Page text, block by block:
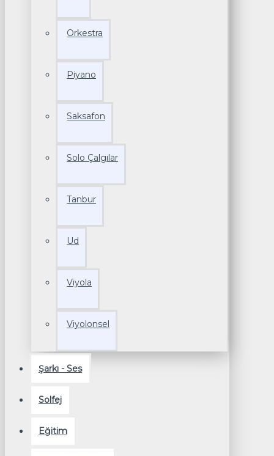
Orkestra
Piyano
Saksafon
Solo Çalgılar
Tanbur
Ud
Viyola
Viyolonsel
Şarkı - Ses
Solfej
Eğitim